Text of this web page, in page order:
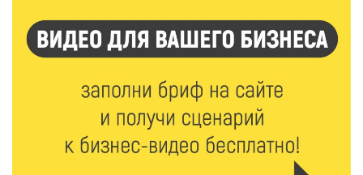
8 Авг 2026 11:37 421
От теории до практики: в детских лагерях Тверской
области проходят «Дни безопасности»
Арбуз без риска: на что обратить внимание при
покупке — советы Роскачества